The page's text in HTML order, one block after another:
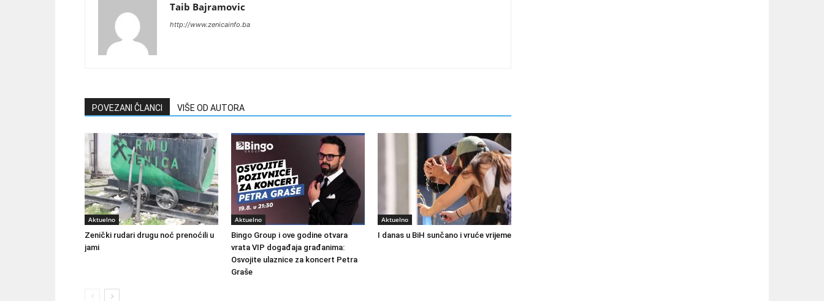
Taib Bajramovic
http://www.zenicainfo.ba
POVEZANI ČLANCI VIŠE OD AUTORA
Aktuelno
Zenički rudari drugu noć prenoćili u
jami
Aktuelno
Bingo Group i ove godine otvara
vrata VIP događaja građanima:
Osvojite ulaznice za koncert Petra
Graše
Aktuelno
I danas u BiH sunčano i vruće vrijeme